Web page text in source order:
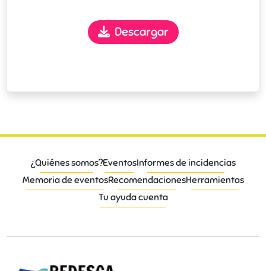
Descargar
¿Quiénes somos?EventosInformes de incidencias
Memoria de eventosRecomendacionesHerramientas
Tu ayuda cuenta